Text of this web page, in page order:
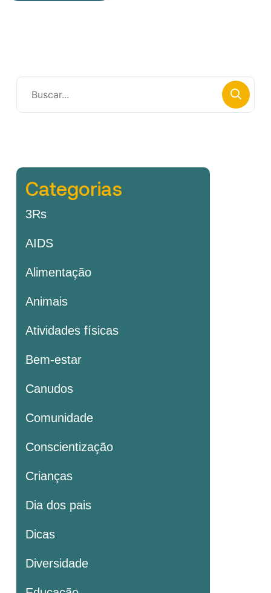
Categorias
3Rs
AIDS
Alimentação
Animais
Atividades físicas
Bem-estar
Canudos
Comunidade
Conscientização
Crianças
Dia dos pais
Dicas
Diversidade